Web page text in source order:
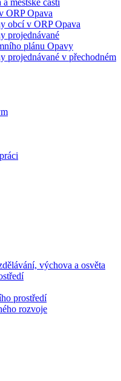
a městské části
ORP Opava
obcí v ORP Opava
projednávané
plánu Opavy
projednávané v přechodném
výchova a osvěta
prostředí
rozvoje